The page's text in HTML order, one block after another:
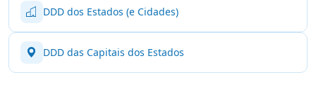
DDD dos Estados (e Cidades)
DDD das Capitais dos Estados